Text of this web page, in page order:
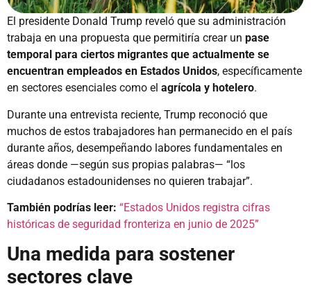
El presidente Donald Trump reveló que su administración
trabaja en una propuesta que permitiría crear un pase
temporal para ciertos migrantes que actualmente se
encuentran empleados en Estados Unidos, específicamente
en sectores esenciales como el agrícola y hotelero.
Durante una entrevista reciente, Trump reconoció que
muchos de estos trabajadores han permanecido en el país
durante años, desempeñando labores fundamentales en
áreas donde —según sus propias palabras— “los
ciudadanos estadounidenses no quieren trabajar”.
También podrías leer: “Estados Unidos registra cifras
históricas de seguridad fronteriza en junio de 2025”
Una medida para sostener
sectores clave